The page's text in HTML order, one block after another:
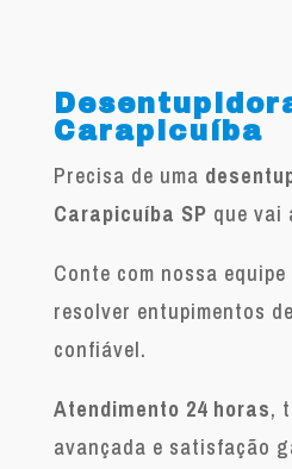
Carapicuíba
Precisa de uma
Carapicuíba SP que vai
Conte com nossa
resolver entupimentos
confiável.
Atendimento 24 horas,
avançada e satisfação